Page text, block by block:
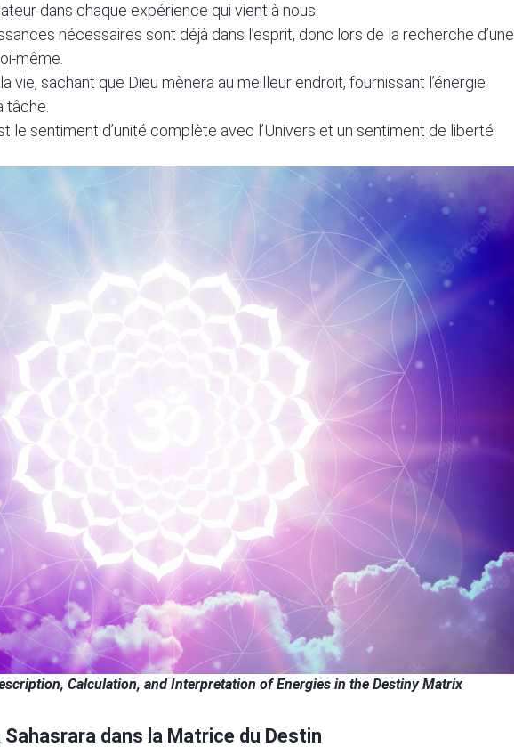
dans chaque expérience qui vient à nous.
nécessaires sont déjà dans l’esprit, donc lors de la recherche d’une
même.
vie, sachant que Dieu mènera au meilleur endroit, fournissant l’énergie
tâche.
le sentiment d’unité complète avec l’Univers et un sentiment de liberté
Calculation, and Interpretation of Energies in the Destiny Matrix
Sahasrara dans la Matrice du Destin